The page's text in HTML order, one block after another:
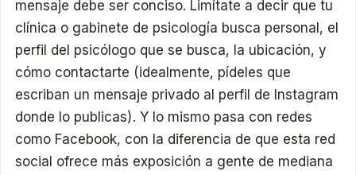
mensaje debe ser conciso. Limítate a decir que tu
clínica o gabinete de psicología busca personal, el
perfil del psicólogo que se busca, la ubicación, y
cómo contactarte (idealmente, pídeles que
escriban un mensaje privado al perfil de Instagram
donde lo publicas). Y lo mismo pasa con redes
como Facebook, con la diferencia de que esta red
social ofrece más exposición a gente de mediana